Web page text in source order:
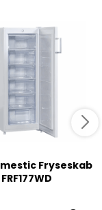
Fryseskab
FRF177WD